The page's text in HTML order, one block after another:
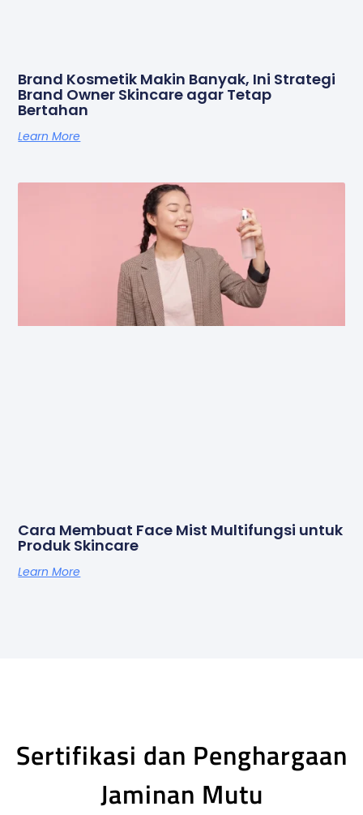
Brand Kosmetik Makin Banyak, Ini Strategi
Brand Owner Skincare agar Tetap
Bertahan
Learn More
Cara Membuat Face Mist Multifungsi untuk
Produk Skincare
Learn More
Sertifikasi dan Penghargaan
Jaminan Mutu